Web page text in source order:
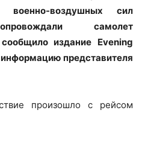
военно-воздушных сил
самолет
издание Evening
представителя
произошло с рейсом